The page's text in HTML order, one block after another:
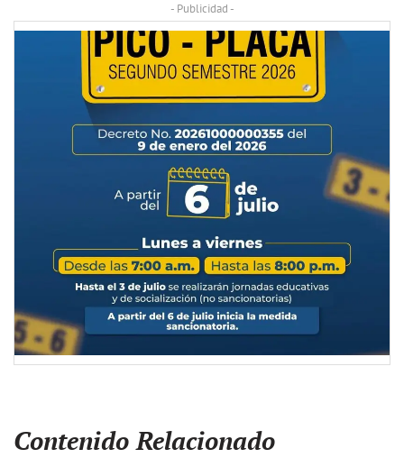
- Publicidad -
Contenido Relacionado